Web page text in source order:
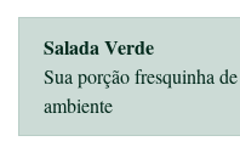
Salada Verde
Sua porção fresquinha
ambiente